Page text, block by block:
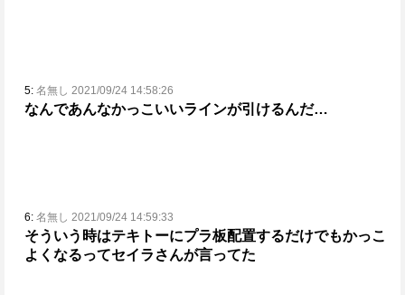
5: 名無し 2021/09/24 14:58:26
なんであんなかっこいいラインが引けるんだ…
6: 名無し 2021/09/24 14:59:33
そういう時はテキトーにプラ板配置するだけでもかっこ
よくなるってセイラさんが言ってた